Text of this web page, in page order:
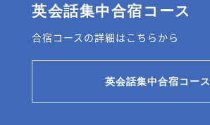
英会話集中合宿コース
合宿コースの詳細はこちらから
英会話集中合宿コース